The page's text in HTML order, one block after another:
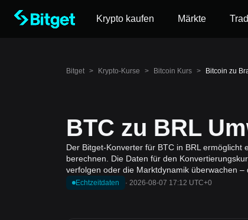
Krypto kaufen Märkte
Bitget > Krypto-Kurse > Bitcoin Kurs > Bitcoin zu
BTC zu BRL
Der Bitget-Konverter für BTC in BRL
berechnen. Die Daten für den
verfolgen oder die Marktdynamik überwachen
Echtzeitdaten · 2026-08-07 17:12 UTC+0